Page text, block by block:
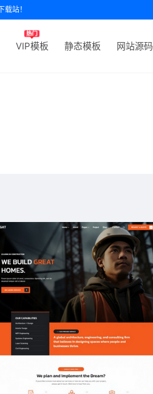
站！
VIP模板 静态模板 网站源码